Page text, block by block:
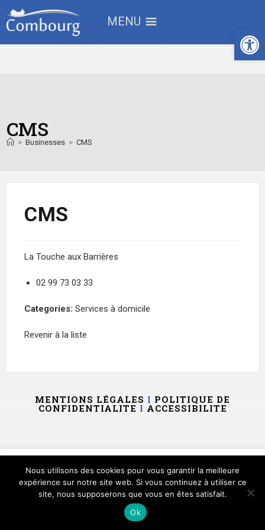
MENU
CMS
> Businesses > CMS
CMS
La Touche aux Barrières
02 99 73 03 33
Categories:Services à domicile
Revenir à la liste
MENTIONS LÉGALES l POLITIQUE DE
CONFIDENTIALITE l ACCESSIBILITE
Ce site utilise des cookies et vous donne le contrôle sur
ceux que vous souhaitez activer
Tout refuser
Nous utilisons des cookies pour vous garantir la meilleure
expérience sur notre site web. Si vous continuez à utiliser ce
site, nous supposerons que vous en êtes satisfait.
Ok